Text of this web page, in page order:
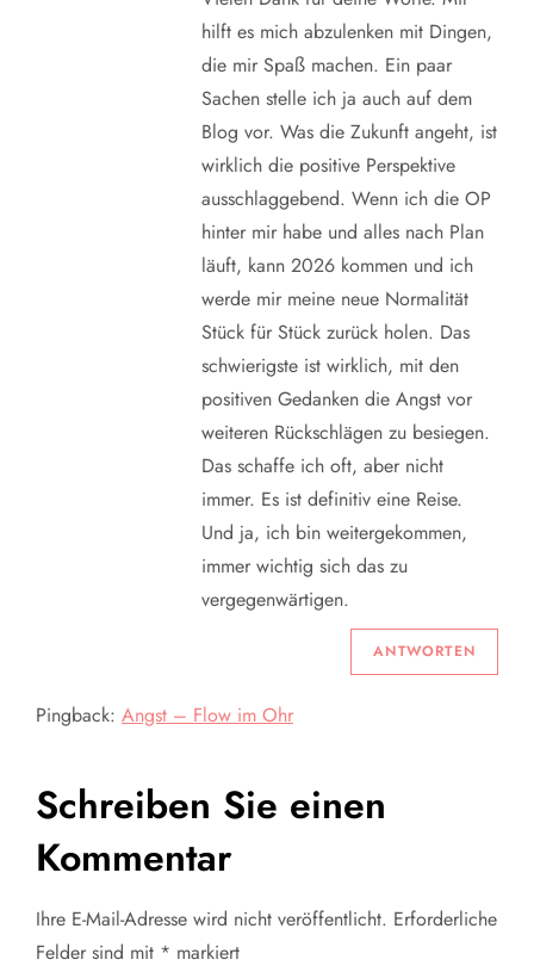
hilft es mich abzulenken mit Dingen,
die mir Spaß machen. Ein paar
Sachen stelle ich ja auch auf dem
Blog vor. Was die Zukunft angeht, ist
wirklich die positive Perspektive
ausschlaggebend. Wenn ich die OP
hinter mir habe und alles nach Plan
läuft, kann 2026 kommen und ich
werde mir meine neue Normalität
Stück für Stück zurück holen. Das
schwierigste ist wirklich, mit den
positiven Gedanken die Angst vor
weiteren Rückschlägen zu besiegen.
Das schaffe ich oft, aber nicht
immer. Es ist definitiv eine Reise.
Und ja, ich bin weitergekommen,
immer wichtig sich das zu
vergegenwärtigen.
ANTWORTEN
Pingback: Angst – Flow im Ohr
Schreiben Sie einen
Kommentar
Ihre E-Mail-Adresse wird nicht veröffentlicht. Erforderliche
Felder sind mit * markiert